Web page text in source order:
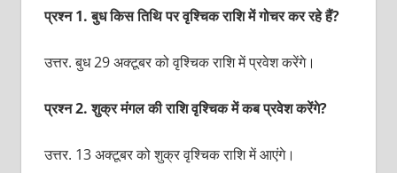
प्रश्‍न 1. बुध किस तिथि पर वृश्चिक राशि में गोचर कर रहे हैं?
उत्तर. बुध 29 अक्‍टूबर को वृश्चिक राशि में प्रवेश करेंगे।
प्रश्‍न 2. शुक्र मंगल की राशि वृश्चिक में कब प्रवेश करेंगे?
उत्तर. 13 अक्‍टूबर को शुक्र वृश्चिक राशि में आएंगे।